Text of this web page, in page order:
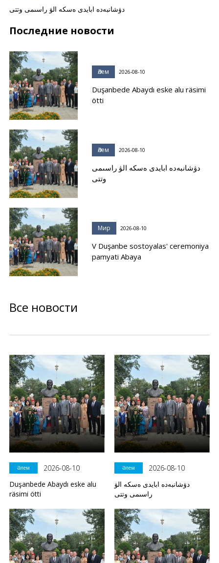
دۋشانبەدە ابايدى ەسكە الۋ راسىمى وتتى
Последние новости
Әлем 2026-08-10
Duşanbede Abaydı eske alu räsimi
ötti
Әлем 2026-08-10
دۋشانبەدە ابايدى ەسكە الۋ راسىمى
وتتى
Мир 2026-08-10
V Duşanbe sostoyalas' ceremoniya
pamyati Abaya
Все новости
Әлем
2026-08-10
Duşanbede Abaydı eske alu
räsimi ötti
Әлем
2026-08-10
دۋشانبەدە ابايدى ەسكە الۋ
راسىمى وتتى